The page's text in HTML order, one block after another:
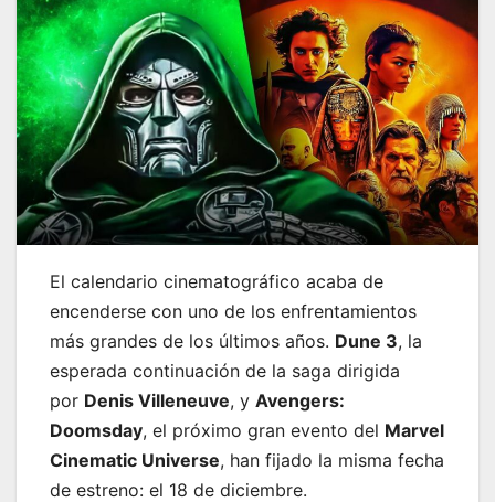
El calendario cinematográfico acaba de
encenderse con uno de los enfrentamientos
más grandes de los últimos años. Dune 3, la
esperada continuación de la saga dirigida
por Denis Villeneuve, y Avengers:
Doomsday, el próximo gran evento del Marvel
Cinematic Universe, han fijado la misma fecha
de estreno: el 18 de diciembre.